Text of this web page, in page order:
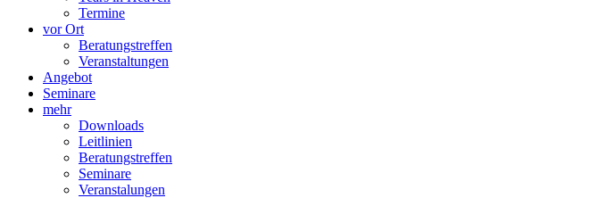
Termine
vor Ort
Beratungstreffen
Veranstaltungen
Angebot
Seminare
mehr
Downloads
Leitlinien
Beratungstreffen
Seminare
Veranstalungen